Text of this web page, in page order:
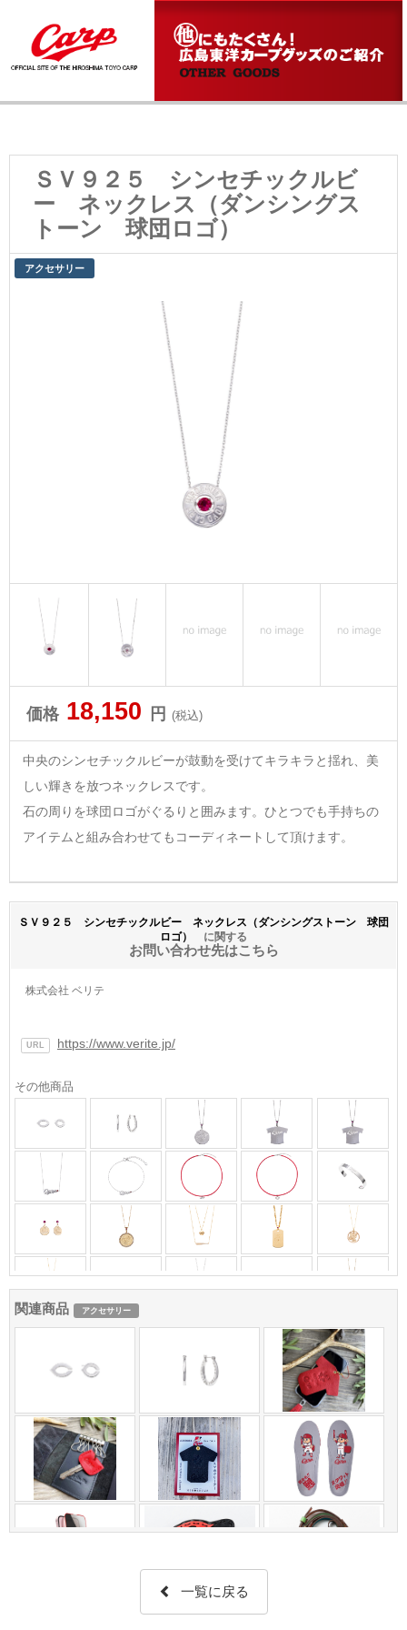
ＳＶ９２５ シンセチックルビ
ー ネックレス（ダンシングス
トーン 球団ロゴ）
アクセサリー
価格 18,150 円 (税込)
中央のシンセチックルビーが鼓動を受けてキラキラと揺れ、美
しい輝きを放つネックレスです。
石の周りを球団ロゴがぐるりと囲みます。ひとつでも手持ちの
アイテムと組み合わせてもコーディネートして頂けます。
ＳＶ９２５ シンセチックルビー ネックレス（ダンシングストーン 球団
ロゴ）
に関する
お問い合わせ先はこちら
株式会社 ベリテ
URL https://www.verite.jp/
その他商品
関連商品 アクセサリー
一覧に戻る